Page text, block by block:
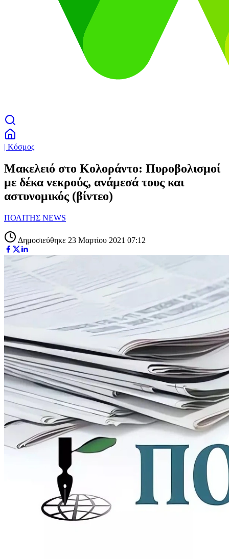
| Κόσμος
Μακελειό στο Κολοράντο: Πυροβολισμοί
με δέκα νεκρούς, ανάμεσά τους και
αστυνομικός (βίντεο)
ΠΟΛΙΤΗΣ NEWS
Δημοσιεύθηκε 23 Μαρτίου 2021 07:12